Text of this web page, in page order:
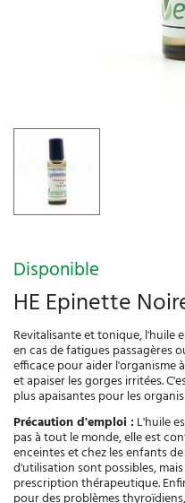
Disponible
HE Epinette
Revitalisante et tonique, l'huile
en cas de fatigues passagères
efficace pour aider l'organisme
et apaiser les gorges irritées.
plus apaisantes pour les
Précaution d'emploi :L'huile
pas à tout le monde, elle est
enceintes et chez les enfants
d'utilisation sont possibles,
prescription thérapeutique.
pour des problèmes